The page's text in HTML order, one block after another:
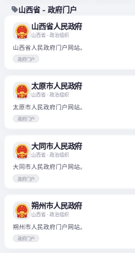
山西省 - 政府门户
山西省人民政府
山西省· 政治组织
山西省人民政府门户网站。
政府门户
太原市人民政府
山西省· 政治组织
太原市人民政府门户网站。
政府门户
大同市人民政府
山西省· 政治组织
大同市人民政府门户网站。
政府门户
朔州市人民政府
山西省· 政治组织
朔州市人民政府门户网站。
政府门户